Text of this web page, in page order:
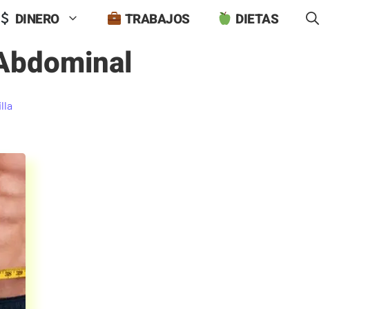
DINERO TRABAJOS DIETAS